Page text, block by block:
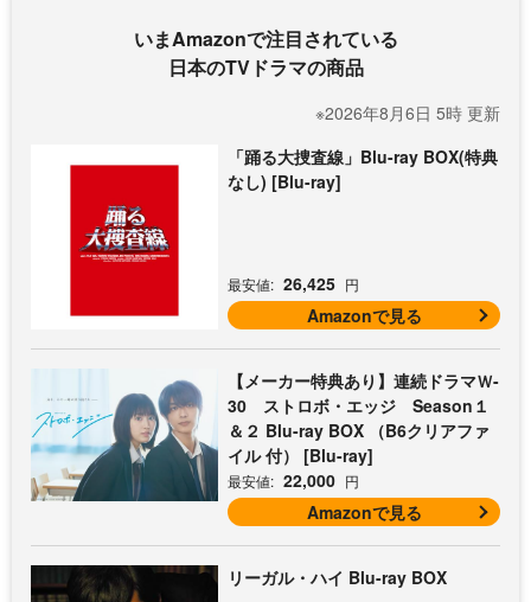
いまAmazonで注目されている
日本のTVドラマの商品
※2026年8月6日 5時 更新
「踊る大捜査線」Blu-ray BOX(特典
なし) [Blu-ray]
最安値: 26,425 円
Amazonで見る
【メーカー特典あり】連続ドラマＷ-
30 ストロボ・エッジ Season１
＆２ Blu-ray BOX （B6クリアファ
イル 付） [Blu-ray]
最安値: 22,000 円
Amazonで見る
リーガル・ハイ Blu-ray BOX